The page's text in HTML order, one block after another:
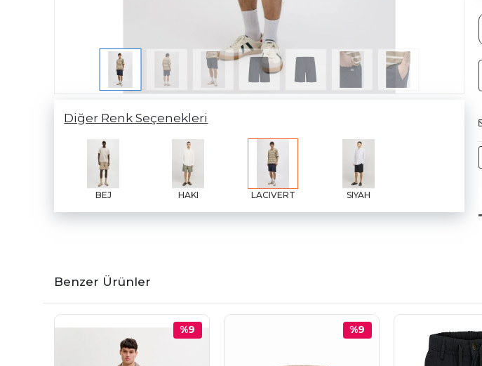
Diğer Renk Seçenekleri
BEJ HAKI LACIVERT SIYAH
Benzer Ürünler
%9 %9